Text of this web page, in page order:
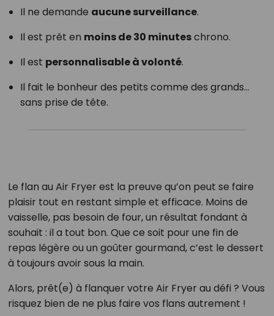
Il ne demande aucune surveillance.
Il est prêt en moins de 30 minuteschrono.
Il est personnalisable à volonté.
Il fait le bonheur des petits comme des grands…
sans prise de tête.
Le flan au Air Fryer est la preuve qu’on peut se faire
plaisir tout en restant simple et efficace. Moins de
vaisselle, pas besoin de four, un résultat fondant à
souhait : il a tout bon. Que ce soit pour une fin de
repas légère ou un goûter gourmand, c’est le dessert
à toujours avoir sous la main.
Alors, prêt(e) à flanquer votre Air Fryer au défi ? Vous
risquez bien de ne plus faire vos flans autrement !